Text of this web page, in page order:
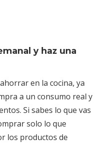
y haz una
en la cocina, ya
a un consumo real y
Si sabes lo que vas
solo lo que
los productos de